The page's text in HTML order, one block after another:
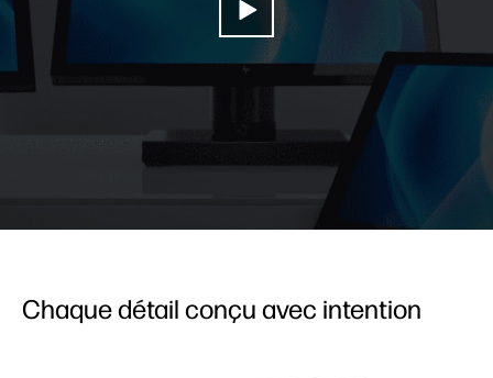
Chaque détail conçu avec intention